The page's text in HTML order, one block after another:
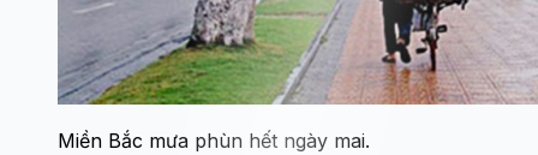
Miền Bắc mưa phùn hết ngày mai.